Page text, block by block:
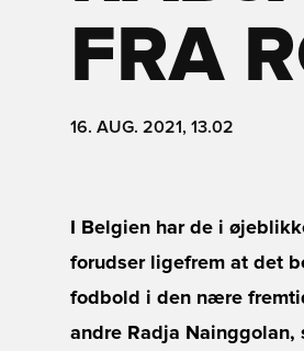
FRA
16. AUG. 2021, 13.02
I Belgien har de i
forudser ligefrem at det
fodbold i den nære
andre Radja Nainggolan,